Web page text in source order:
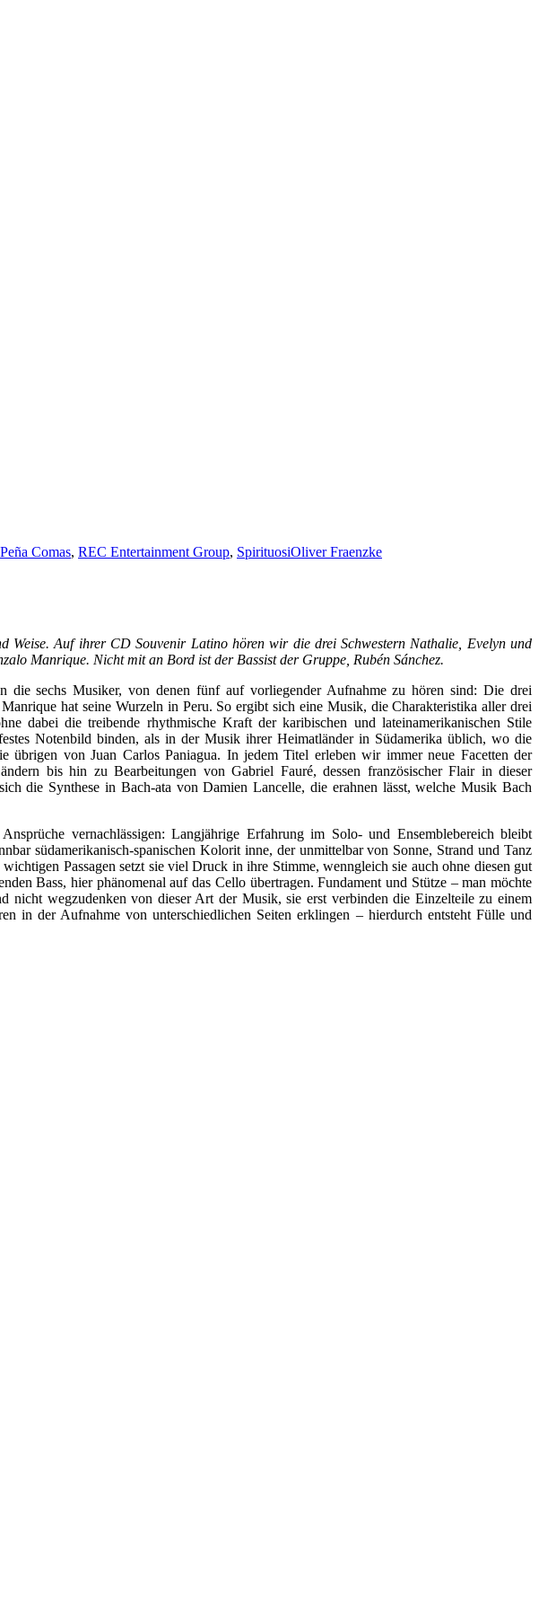
Comas, REC Entertainment Group, SpirituosiOliver Fraenzke
Weise. Auf ihrer CD Souvenir Latino hören wir die drei Schwestern Nathalie, Evelyn und
Manrique. Nicht mit an Bord ist der Bassist der Gruppe, Rubén Sánchez.
die sechs Musiker, von denen fünf auf vorliegender Aufnahme zu hören sind: Die drei
hat seine Wurzeln in Peru. So ergibt sich eine Musik, die Charakteristika aller drei
dabei die treibende rhythmische Kraft der karibischen und lateinamerikanischen Stile
Notenbild binden, als in der Musik ihrer Heimatländer in Südamerika üblich, wo die
von Juan Carlos Paniagua. In jedem Titel erleben wir immer neue Facetten der
bis hin zu Bearbeitungen von Gabriel Fauré, dessen französischer Flair in dieser
die Synthese in Bach-ata von Damien Lancelle, die erahnen lässt, welche Musik Bach
vernachlässigen: Langjährige Erfahrung im Solo- und Ensemblebereich bleibt
südamerikanisch-spanischen Kolorit inne, der unmittelbar von Sonne, Strand und Tanz
Passagen setzt sie viel Druck in ihre Stimme, wenngleich sie auch ohne diesen gut
Bass, hier phänomenal auf das Cello übertragen. Fundament und Stütze – man möchte
wegzudenken von dieser Art der Musik, sie erst verbinden die Einzelteile zu einem
in der Aufnahme von unterschiedlichen Seiten erklingen – hierdurch entsteht Fülle und